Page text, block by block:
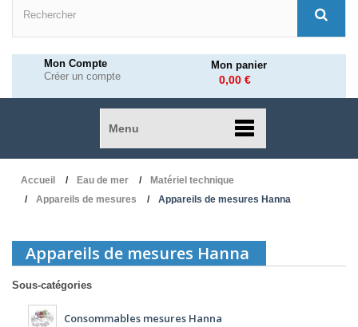
Mon Compte
Créer un compte
Mon panier
0,00 €
Menu
Accueil Eau de mer
Matériel technique
Appareils de mesures
Appareils de mesures Hanna
Appareils de mesures Hanna
Sous-catégories
Consommables mesures Hanna